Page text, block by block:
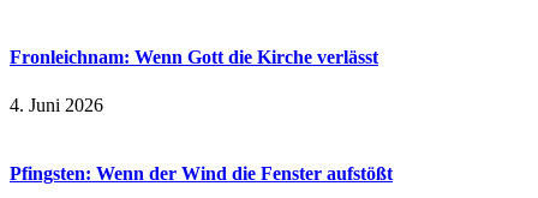
Fronleichnam: Wenn Gott die Kirche verlässt
4. Juni 2026
Pfingsten: Wenn der Wind die Fenster aufstößt